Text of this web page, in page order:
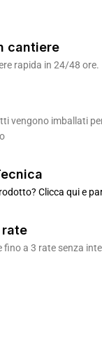
cantiere
rapida in 24/48 ore.
vengono imballati
Clicca qui e
rate
fino a 3 rate senza